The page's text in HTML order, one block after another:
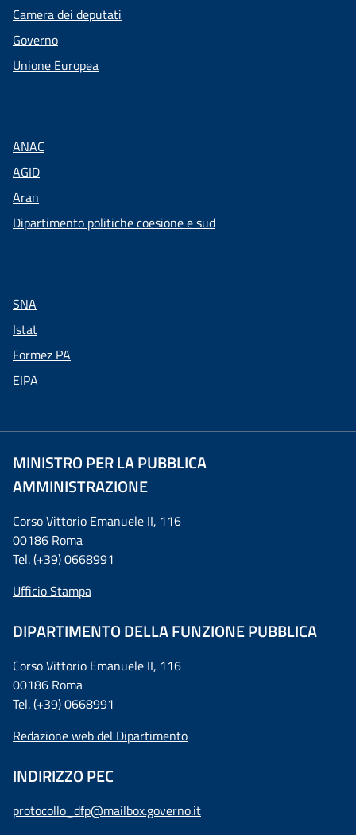
Camera dei deputati
Governo
Unione Europea
ANAC
AGID
Aran
Dipartimento politiche coesione e sud
SNA
Istat
Formez PA
EIPA
MINISTRO PER LA PUBBLICA
AMMINISTRAZIONE
Corso Vittorio Emanuele II, 116
00186 Roma
Tel. (+39) 0668991
Ufficio Stampa
DIPARTIMENTO DELLA FUNZIONE PUBBLICA
Corso Vittorio Emanuele II, 116
00186 Roma
Tel. (+39) 0668991
Redazione web del Dipartimento
INDIRIZZO PEC
protocollo_dfp@mailbox.governo.it